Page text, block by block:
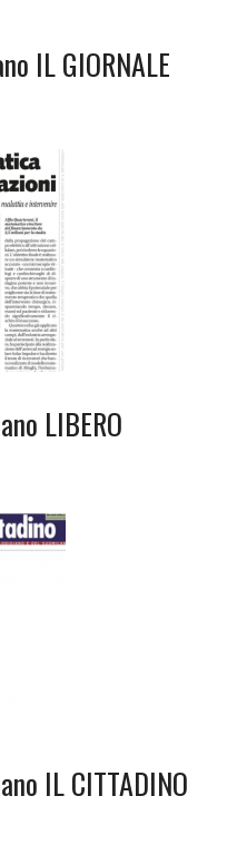
IL GIORNALE
LIBERO
IL CITTADINO